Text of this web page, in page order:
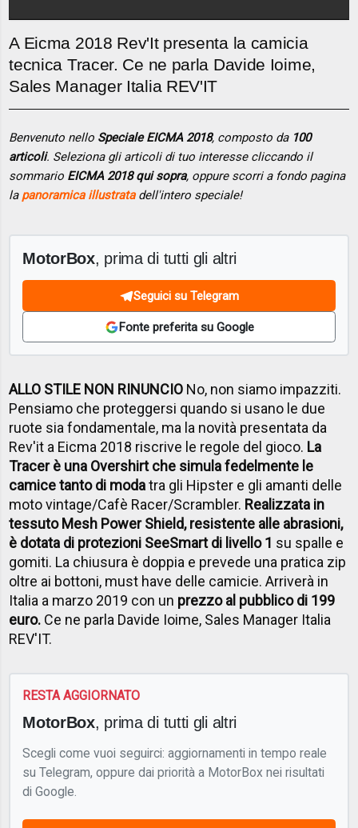
A Eicma 2018 Rev'It presenta la camicia
tecnica Tracer. Ce ne parla Davide Ioime,
Sales Manager Italia REV'IT
Benvenuto nello Speciale EICMA 2018, composto da 100
articoli. Seleziona gli articoli di tuo interesse cliccando il
sommario EICMA 2018 qui sopra, oppure scorri a fondo pagina
la panoramica illustratadell'intero speciale!
MotorBox, prima di tutti gli altri
Seguici su Telegram
Fonte preferita su Google
ALLO STILE NON RINUNCIO No, non siamo impazziti.
Pensiamo che proteggersi quando si usano le due
ruote sia fondamentale, ma la novità presentata da
Rev'it a Eicma 2018 riscrive le regole del gioco. La
Tracer è una Overshirt che simula fedelmente le
camice tanto di modatra gli Hipster e gli amanti delle
moto vintage/Cafè Racer/Scrambler. Realizzata in
tessuto Mesh Power Shield, resistente alle abrasioni,
è dotata di protezioni SeeSmart di livello 1 su spalle e
gomiti. La chiusura è doppia e prevede una pratica zip
oltre ai bottoni, must have delle camicie. Arriverà in
Italia a marzo 2019 con un prezzo al pubblico di 199
euro. Ce ne parla Davide Ioime, Sales Manager Italia
REV'IT.
RESTA AGGIORNATO
MotorBox, prima di tutti gli altri
Scegli come vuoi seguirci: aggiornamenti in tempo reale
su Telegram, oppure dai priorità a MotorBox nei risultati
di Google.